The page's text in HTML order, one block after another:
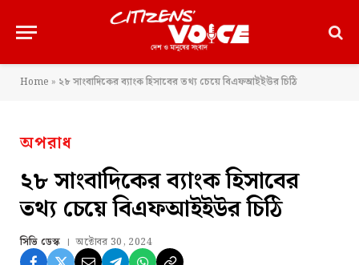
Home » ২৮ সাংবাদিকের ব্যাংক হিসাবের তথ্য চেয়ে বিএফআইইউর চিঠি
অপরাধ
২৮ সাংবাদিকের ব্যাংক হিসাবের
তথ্য চেয়ে বিএফআইইউর চিঠি
সিভি ডেস্ক অক্টোবর 30, 2024